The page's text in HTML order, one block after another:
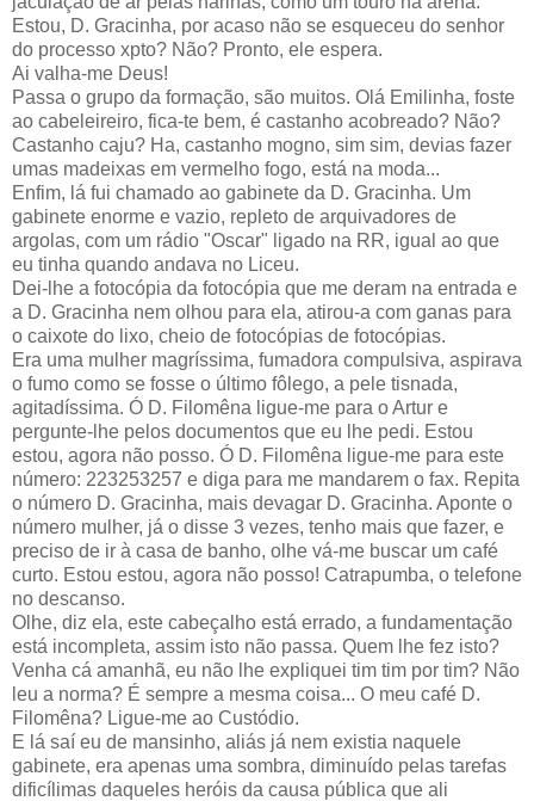
Estou, D. Gracinha, por acaso não se esqueceu do senhor
do processo xpto? Não? Pronto, ele espera.
Ai valha-me Deus!
Passa o grupo da formação, são muitos. Olá Emilinha, foste
ao cabeleireiro, fica-te bem, é castanho acobreado? Não?
Castanho caju? Ha, castanho mogno, sim sim, devias fazer
umas madeixas em vermelho fogo, está na moda...
Enfim, lá fui chamado ao gabinete da D. Gracinha. Um
gabinete enorme e vazio, repleto de arquivadores de
argolas, com um rádio "Oscar" ligado na RR, igual ao que
eu tinha quando andava no Liceu.
Dei-lhe a fotocópia da fotocópia que me deram na entrada e
a D. Gracinha nem olhou para ela, atirou-a com ganas para
o caixote do lixo, cheio de fotocópias de fotocópias.
Era uma mulher magríssima, fumadora compulsiva, aspirava
o fumo como se fosse o último fôlego, a pele tisnada,
agitadíssima. Ó D. Filomêna ligue-me para o Artur e
pergunte-lhe pelos documentos que eu lhe pedi. Estou
estou, agora não posso. Ó D. Filomêna ligue-me para este
número: 223253257 e diga para me mandarem o fax. Repita
o número D. Gracinha, mais devagar D. Gracinha. Aponte o
número mulher, já o disse 3 vezes, tenho mais que fazer, e
preciso de ir à casa de banho, olhe vá-me buscar um café
curto. Estou estou, agora não posso! Catrapumba, o telefone
no descanso.
Olhe, diz ela, este cabeçalho está errado, a fundamentação
está incompleta, assim isto não passa. Quem lhe fez isto?
Venha cá amanhã, eu não lhe expliquei tim tim por tim? Não
leu a norma? É sempre a mesma coisa... O meu café D.
Filomêna? Ligue-me ao Custódio.
E lá saí eu de mansinho, aliás já nem existia naquele
gabinete, era apenas uma sombra, diminuído pelas tarefas
dificílimas daqueles heróis da causa pública que ali